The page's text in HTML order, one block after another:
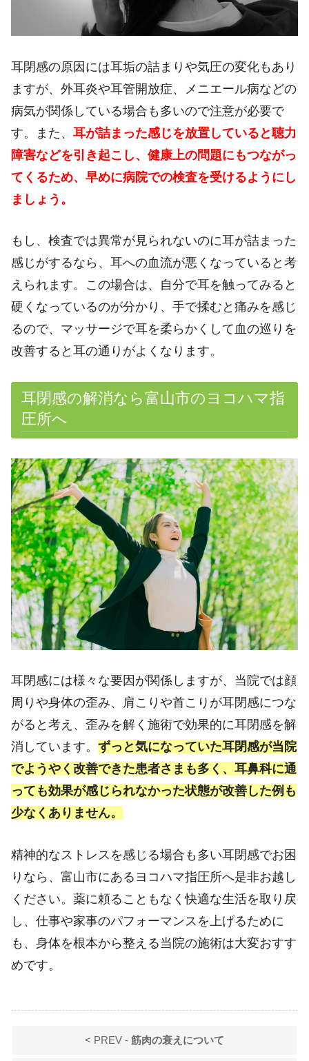
耳閉感の原因には耳垢の詰まりや気圧の変化もあり
ますが、外耳炎や耳管開放症、メニエール病などの
病気が関係している場合も多いので注意が必要で
す。また、 耳が詰まった感じを放置していると聴力
障害などを引き起こし、健康上の問題にもつながっ
てくるため、早めに病院での検査を受けるようにし
ましょう。
もし、検査では異常が見られないのに耳が詰まった
感じがするなら、耳への血流が悪くなっていると考
えられます。この場合は、自分で耳を触ってみると
硬くなっているのが分かり、手で揉むと痛みを感じ
るので、マッサージで耳を柔らかくして血の巡りを
改善すると耳の通りがよくなります。
耳閉感の解消なら富山市のヨコハマ指
圧所へ
耳閉感には様々な要因が関係しますが、当院では顔
周りや身体の歪み、肩こりや首こりが耳閉感につな
がると考え、歪みを解く施術で効果的に耳閉感を解
消しています。 ずっと気になっていた耳閉感が当院
でようやく改善できた患者さまも多く、耳鼻科に通
っても効果が感じられなかった状態が改善した例も
少なくありません。
精神的なストレスを感じる場合も多い耳閉感でお困
りなら、富山市にあるヨコハマ指圧所へ是非お越し
ください。薬に頼ることもなく快適な生活を取り戻
し、仕事や家事のパフォーマンスを上げるために
も、身体を根本から整える当院の施術は大変おすす
めです。
< PREV - 筋肉の衰えについて